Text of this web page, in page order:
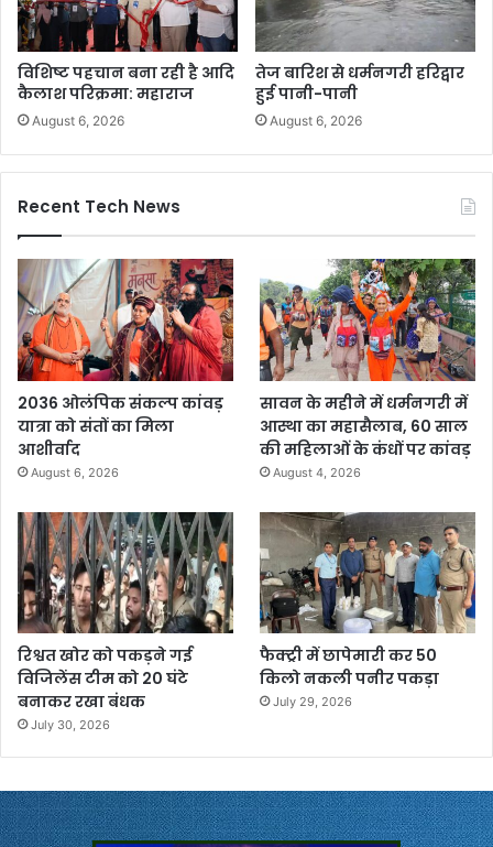
विशिष्ट पहचान बना रही है आदि
कैलाश परिक्रमा: महाराज
August 6, 2026
तेज बारिश से धर्मनगरी हरिद्वार
हुई पानी-पानी
August 6, 2026
Recent Tech News
2036 ओलंपिक संकल्प कांवड़
यात्रा को संतों का मिला
आशीर्वाद
August 6, 2026
सावन के महीने में धर्मनगरी में
आस्था का महासैलाब, 60 साल
की महिलाओं के कंधों पर कांवड़
August 4, 2026
रिश्वत खोर को पकड़ने गई
विजिलेंस टीम को 20 घंटे
बनाकर रखा बंधक
July 30, 2026
फैक्ट्री में छापेमारी कर 50
किलो नकली पनीर पकड़ा
July 29, 2026